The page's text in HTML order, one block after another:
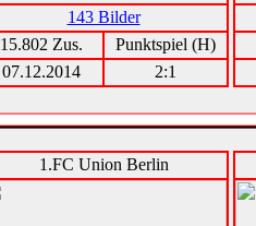
143 Bilder
15.802 Zus.
Punktspiel (H)
07.12.2014
2:1
1.FC Union Berlin